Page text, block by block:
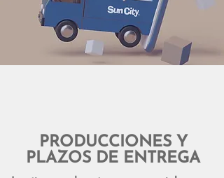
PRODUCCIONES Y
PLAZOS DE ENTREGA